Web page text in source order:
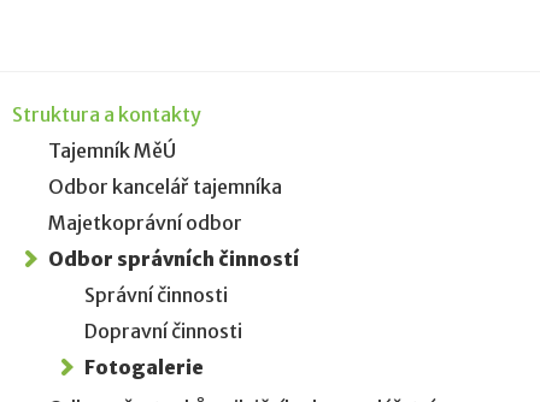
Struktura a kontakty
Tajemník MěÚ
Odbor kancelář tajemníka
Majetkoprávní odbor
Odbor správních činností
Správní činnosti
Dopravní činnosti
Fotogalerie